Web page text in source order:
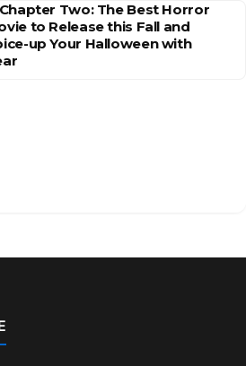
Two: The Best Horror
to Release this Fall and
up Your Halloween with